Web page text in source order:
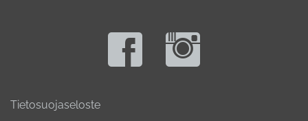
Tietosuojaseloste